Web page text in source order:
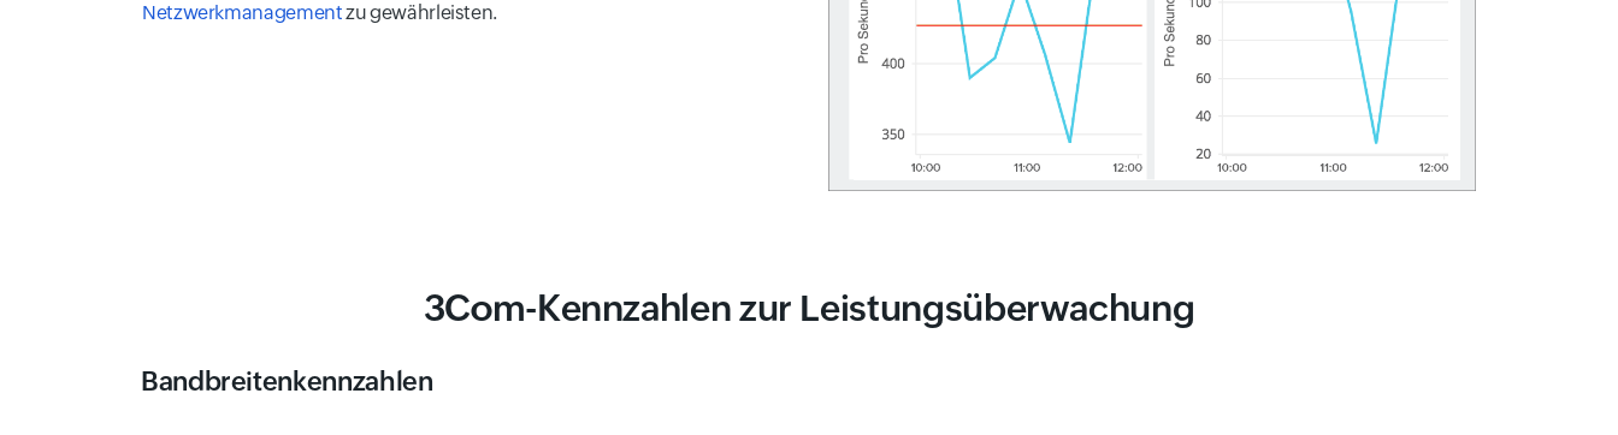
Netzwerkmanagementzu gewährleisten.
3Com-Kennzahlen zur Leistungsüberwachung
Bandbreitenkennzahlen